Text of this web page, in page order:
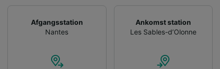
Afgangsstation
Nantes
Ankomst station
Les Sables-d’Olonne